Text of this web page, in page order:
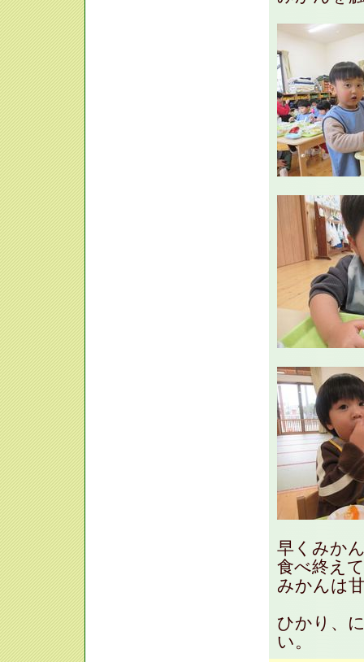
早くみか
食べ終え
みかんは
ひかり、
い。